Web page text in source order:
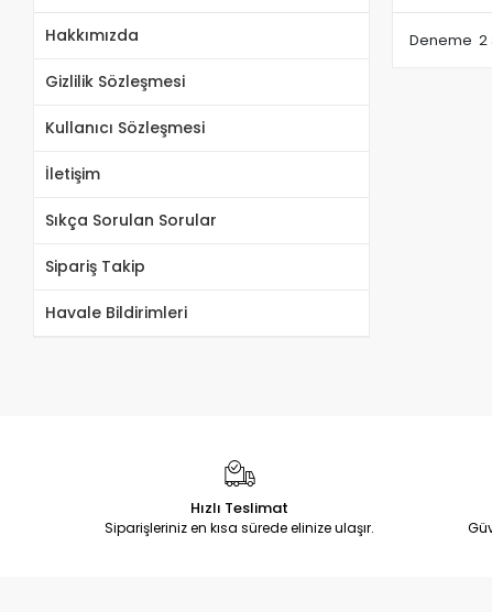
Hakkımızda
Gizlilik Sözleşmesi
Kullanıcı Sözleşmesi
İletişim
Sıkça Sorulan Sorular
Sipariş Takip
Havale Bildirimleri
Deneme 2
Hızlı Teslimat
Siparişleriniz en kısa sürede elinize ulaşır.